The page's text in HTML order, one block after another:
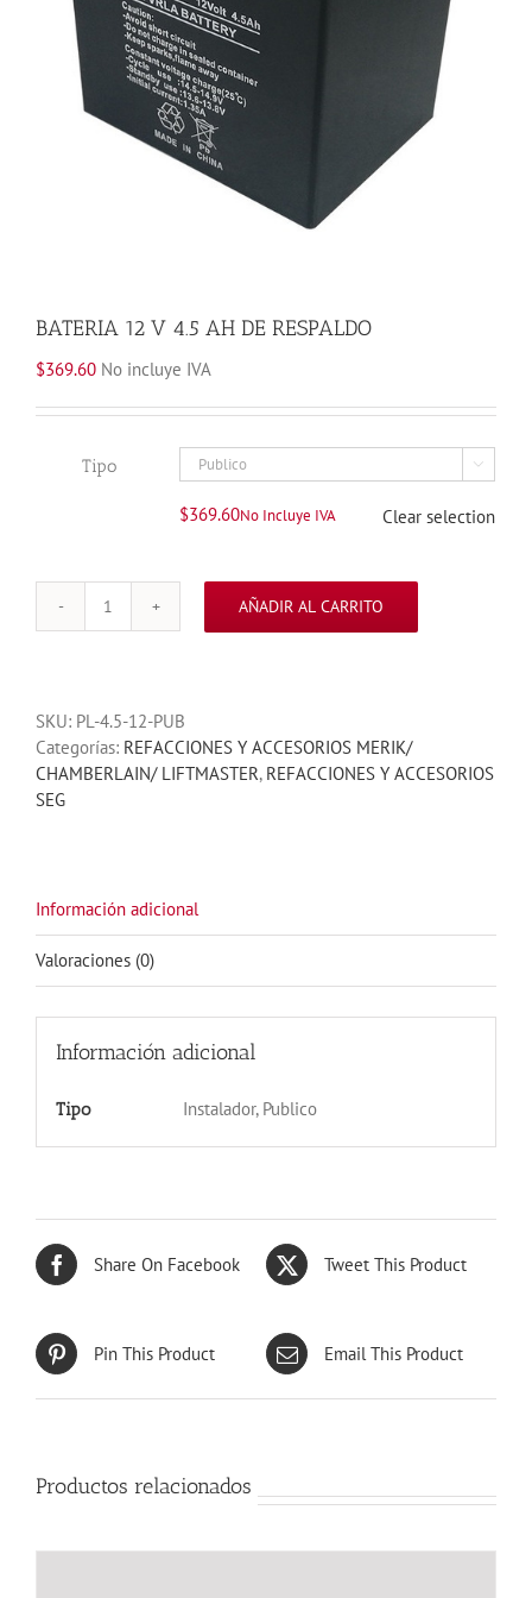
BATERIA 12 V 4.5 AH DE RESPALDO
$369.60 No incluye IVA
Tipo 
$369.60No Incluye IVA Clear selection
BATERIA
AH
DE
RESPALDO
AÑADIR AL CARRITO
SKU: PL-4.5-12-PUB
Categorías: REFACCIONES Y ACCESORIOS MERIK/
CHAMBERLAIN/ LIFTMASTER, REFACCIONES Y ACCESORIOS
SEG
Información adicional
Valoraciones (0)
Información adicional
Tipo Instalador, Publico
Share On Facebook Tweet This Product
Pin This Product Email This Product
Productos relacionados